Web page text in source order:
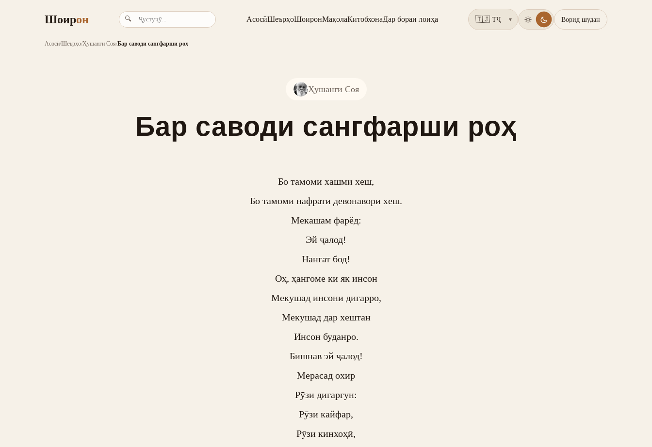
Шоирон 🔍 АсосӣШеърҳоШоиронМақолаКитобхонаДар бораи лоиҳа ▾ Ворид шудан
Асосӣ/Шеърҳо/Ҳушанги Соя/Бар саводи сангфарши роҳ
Ҳушанги Соя
Бар саводи сангфарши роҳ
Бо тамоми хашми хеш,
Бо тамоми нафрати девонавори хеш.
Мекашам фарёд:
Эй ҷалод!
Нангат бод!
Оҳ, ҳангоме ки як инсон
Мекушад инсони дигарро,
Мекушад дар хештан
Инсон буданро.
Бишнав эй ҷалод!
Мерасад охир
Рӯзи дигаргун:
Рӯзи кайфар,
Рӯзи кинхоҳӣ,